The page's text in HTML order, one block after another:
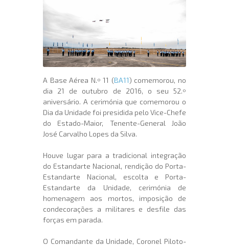
A Base Aérea N.º 11 (BA11) comemorou, no
dia 21 de outubro de 2016, o seu 52.º
aniversário. A cerimónia que comemorou o
Dia da Unidade foi presidida pelo Vice-Chefe
do Estado-Maior, Tenente-General João
José Carvalho Lopes da Silva.
Houve lugar para a tradicional integração
do Estandarte Nacional, rendição do Porta-
Estandarte Nacional, escolta e Porta-
Estandarte da Unidade, cerimónia de
homenagem aos mortos, imposição de
condecorações a militares e desfile das
forças em parada.
O Comandante da Unidade, Coronel Piloto-